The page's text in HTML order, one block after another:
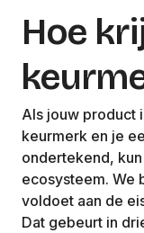
Hoe
Als jouw product
keurmerk en je
ondertekend,
ecosysteem. We
voldoet aan de
Dat gebeurt in